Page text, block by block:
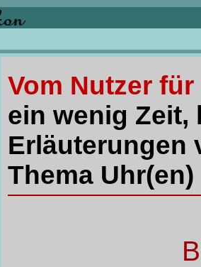
Vom Nutzer
ein wenig Zeit,
Erläuterungen
Thema